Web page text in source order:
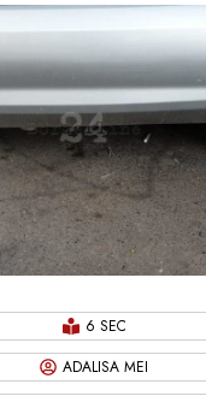
6 SEC
ADALISA MEI